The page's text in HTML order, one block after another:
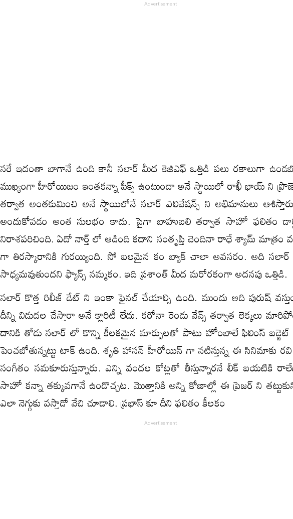
సరే ఇదంతా బాగానే ఉంది కానీ సలార్ మీద కెజిఎఫ్ ఒత్తిడి పలు రకాలుగా
ముఖ్యంగా హీరోయిజం ఇంతకన్నా పీక్స్ ఉంటుందా అనే స్థాయిలో రాఖీ భాయ్ ని
తర్వాత అంతకుమించి అనే స్థాయిలోనే సలార్ ఎలివేషన్స్ ని అభిమానులు
అందుకోవడం అంత సులభం కాదు. పైగా బాహుబలి తర్వాత సాహో ఫలితం
నిరాశపరిచింది. ఏదో నార్త్ లో ఆడింది కదాని సంతృప్తి చెందినా రాధే శ్యామ్ మాత్రం
గా తిరస్కారానికి గురయ్యింది. సో బలమైన కం బ్యాక్ చాలా అవసరం. అది
సాధ్యమవుతుందని ఫ్యాన్స్ నమ్మకం. ఇది ప్రశాంత్ మీద మరోరకంగా అదనపు ఒత్తిడి.
సలార్ కొత్త రిలీజ్ డేట్ ని ఇంకా ఫైనల్ చేయాల్సి ఉంది. ముందు అది పురుష్
దీన్ని విడుదల చేస్తారా అనే క్లారిటీ లేదు. కరోనా రెండు వేవ్స్ తర్వాత లెక్కలు
దానికి తోడు సలార్ లో కొన్ని కీలకమైన మార్పులతో పాటు హోంబాలే ఫిలింస్
పెంచబోతున్నట్టు టాక్ ఉంది. శృతి హాసన్ హీరోయిన్ గా నటిస్తున్న ఈ సినిమాకు రవి
సంగీతం సమకూరుస్తున్నారు. ఎన్ని వందల కోట్లతో తీస్తున్నారనే లీక్ బయటికి
సాహో కన్నా తక్కువగానే ఉండొచ్చట. మొత్తానికి అన్ని కోణాల్లో ఈ ప్రెజర్ ని
ఎలా నెగ్గుకు వస్తాడో వేచి చూడాలి. ప్రభాస్ కూ దీని ఫలితం కీలకం